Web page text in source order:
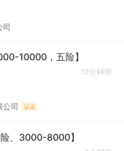
司
10000，五险】
10分钟前
公司 认证
、3000-8000】